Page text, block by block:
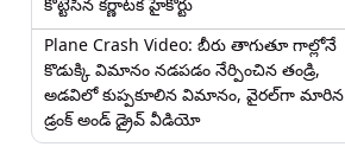
Plane Crash Video: బీరు తాగుతూ గాల్లోనే
కొడుక్కి విమానం నడపడం నేర్పించిన తండ్రి,
అడవిలో కుప్పకూలిన విమానం, వైరల్‌గా మారిన
డ్రంక్‌ అండ్ డ్రైవ్ వీడియో